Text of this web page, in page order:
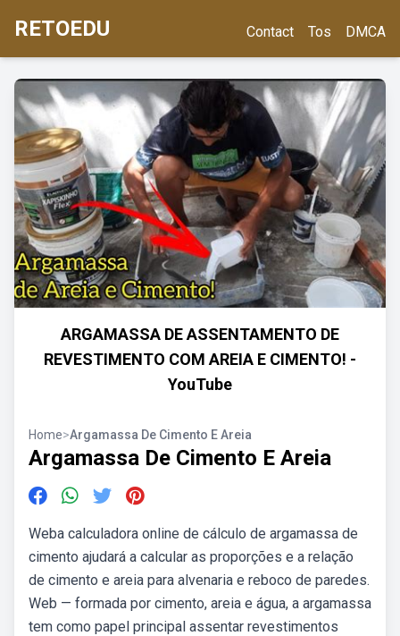
RETOEDU Contact Tos DMCA
ARGAMASSA DE ASSENTAMENTO DE
REVESTIMENTO COM AREIA E CIMENTO! -
YouTube
Home>Argamassa De Cimento E Areia
Argamassa De Cimento E Areia
Weba calculadora online de cálculo de argamassa de
cimento ajudará a calcular as proporções e a relação
de cimento e areia para alvenaria e reboco de paredes.
Web — formada por cimento, areia e água, a argamassa
tem como papel principal assentar revestimentos